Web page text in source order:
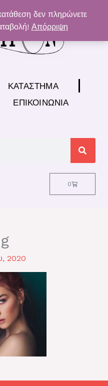
δεν πληρώνετε
Απόρριψη
ΚΑΤΆΣΤΗΜΑ
ΕΠΙΚΟΙΝΩΝΊΑ
0
Cart
2020